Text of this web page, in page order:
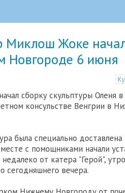
Миклош Жоке
Новгороде 6 июня
сборку скульптуры Оленя
консульстве Венгрии в
была специально
с помощниками начали
от катера "Герой",
сегодняшнего вечера.